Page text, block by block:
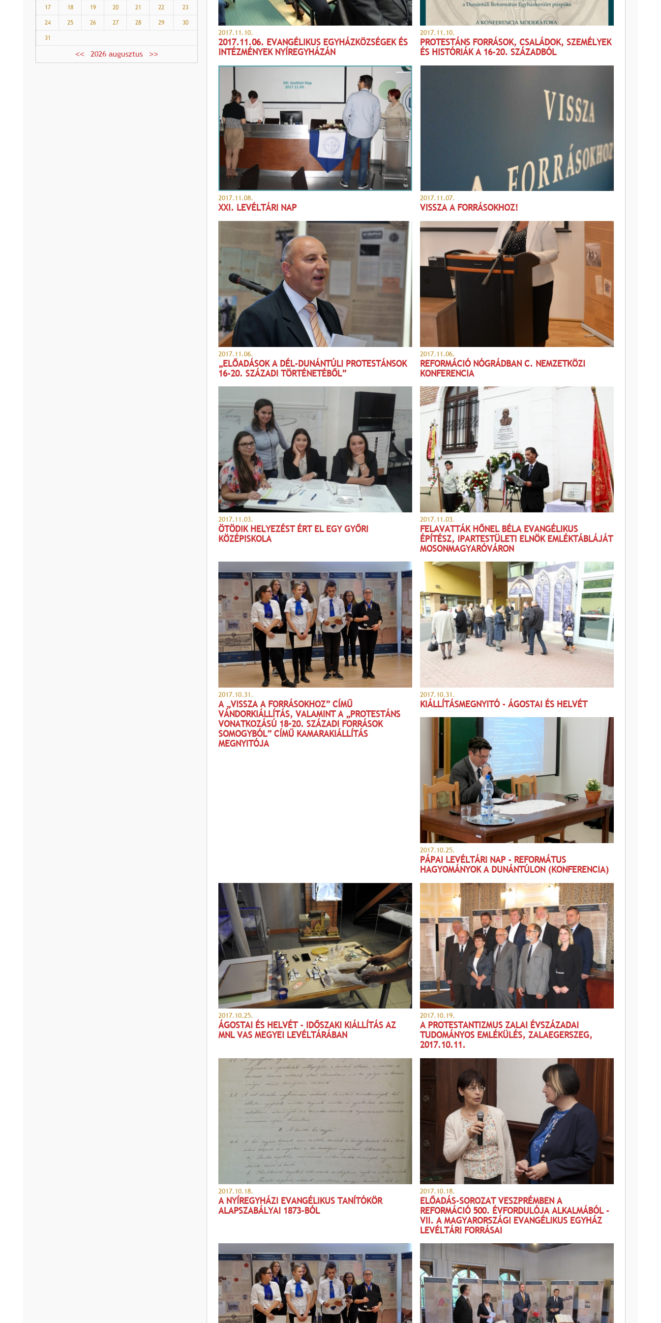
17
18 19 20 21 22
23
24
25 26 27 28 29
30
31
2026 augusztus
2017.11.10.
2017.11.06. EVANGÉLIKUS EGYHÁZKÖZSÉGEK ÉS
INTÉZMÉNYEK NYÍREGYHÁZÁN
2017.11.10.
PROTESTÁNS FORRÁSOK, CSALÁDOK, SZEMÉLYEK
ÉS HISTÓRIÁK A 16-20. SZÁZADBÓL
2017.11.08.
XXI. LEVÉLTÁRI NAP
2017.11.07.
VISSZA A FORRÁSOKHOZ!
2017.11.06.
„ELŐADÁSOK A DÉL-DUNÁNTÚLI PROTESTÁNSOK
16-20. SZÁZADI TÖRTÉNETÉBŐL”
2017.11.06.
REFORMÁCIÓ NÓGRÁDBAN C. NEMZETKÖZI
KONFERENCIA
2017.11.03.
ÖTÖDIK HELYEZÉST ÉRT EL EGY GYŐRI
KÖZÉPISKOLA
2017.11.03.
FELAVATTÁK HŐNEL BÉLA EVANGÉLIKUS
ÉPÍTÉSZ, IPARTESTÜLETI ELNÖK EMLÉKTÁBLÁJÁT
MOSONMAGYARÓVÁRON
2017.10.31.
A „VISSZA A FORRÁSOKHOZ” CÍMŰ
VÁNDORKIÁLLÍTÁS, VALAMINT A „PROTESTÁNS
VONATKOZÁSÚ 18–20. SZÁZADI FORRÁSOK
SOMOGYBÓL” CÍMŰ KAMARAKIÁLLÍTÁS
MEGNYITÓJA
2017.10.31.
KIÁLLÍTÁSMEGNYITÓ - ÁGOSTAI ÉS HELVÉT
2017.10.25.
PÁPAI LEVÉLTÁRI NAP - REFORMÁTUS
HAGYOMÁNYOK A DUNÁNTÚLON (KONFERENCIA)
2017.10.25.
ÁGOSTAI ÉS HELVÉT - IDŐSZAKI KIÁLLÍTÁS AZ
MNL VAS MEGYEI LEVÉLTÁRÁBAN
2017.10.19.
A PROTESTANTIZMUS ZALAI ÉVSZÁZADAI
TUDOMÁNYOS EMLÉKÜLÉS, ZALAEGERSZEG,
2017.10.11.
2017.10.18.
A NYÍREGYHÁZI EVANGÉLIKUS TANÍTÓKÖR
ALAPSZABÁLYAI 1873-BÓL
2017.10.18.
ELŐADÁS-SOROZAT VESZPRÉMBEN A
REFORMÁCIÓ 500. ÉVFORDULÓJA ALKALMÁBÓL -
VII. A MAGYARORSZÁGI EVANGÉLIKUS EGYHÁZ
LEVÉLTÁRI FORRÁSAI